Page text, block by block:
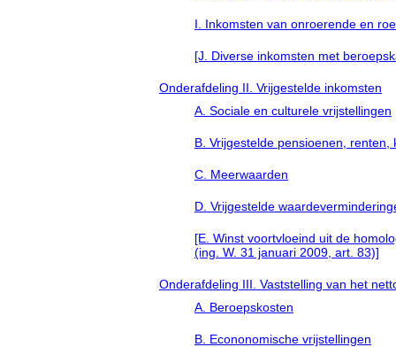
I. Inkomsten van onroerende en
[J. Diverse inkomsten met
Onderafdeling II. Vrijgestelde inkomsten
A. Sociale en culturele vrijstellingen
B. Vrijgestelde pensioenen,
C. Meerwaarden
D. Vrijgestelde
[E. Winst voortvloeind uit de
(ing. W. 31 januari 2009, art. 83)]
Onderafdeling III. Vaststelling van het
A. Beroepskosten
B. Econonomische vrijstellingen